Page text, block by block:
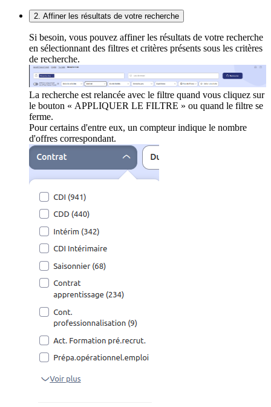
2. Affiner les résultats de votre recherche
Si besoin, vous pouvez affiner les résultats de votre recherche
en sélectionnant des filtres et critères présents sous les critères
de recherche.
La recherche est relancée avec le filtre quand vous cliquez sur
le bouton « APPLIQUER LE FILTRE » ou quand le filtre se
ferme.
Pour certains d'entre eux, un compteur indique le nombre
d'offres correspondant.